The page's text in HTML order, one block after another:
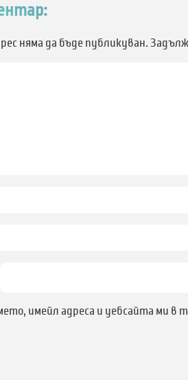
няма да бъде публикуван.
имейл адреса и уебсайта ми в